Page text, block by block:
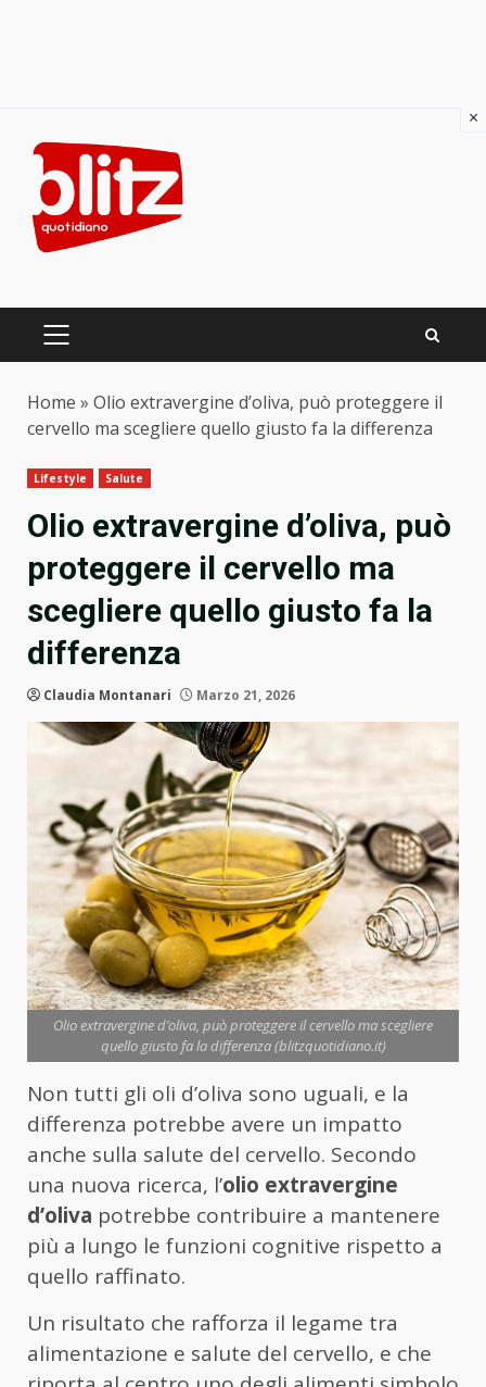
content
PRIMARY
Home » Olio extravergine d’oliva, può proteggere il
cervello ma scegliere quello giusto fa la differenza
Lifestyle Salute
Olio extravergine d’oliva, può
proteggere il cervello ma
scegliere quello giusto fa la
differenza
Claudia Montanari Marzo 21, 2026
Olio extravergine d’oliva, può proteggere il cervello ma scegliere
quello giusto fa la differenza (blitzquotidiano.it)
Non tutti gli oli d’oliva sono uguali, e la
differenza potrebbe avere un impatto
anche sulla salute del cervello. Secondo
una nuova ricerca, l’olio extravergine
d’oliva potrebbe contribuire a mantenere
più a lungo le funzioni cognitive rispetto a
quello raffinato.
Un risultato che rafforza il legame tra
alimentazione e salute del cervello, e che
×